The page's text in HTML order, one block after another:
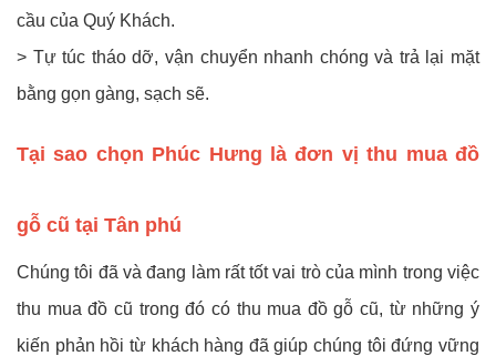
cầu của Quý Khách.
> Tự túc tháo dỡ, vận chuyển nhanh chóng và trả lại mặt
bằng gọn gàng, sạch sẽ.
Tại sao chọn Phúc Hưng là đơn vị thu mua đồ
gỗ cũ tại Tân phú
Chúng tôi đã và đang làm rất tốt vai trò của mình trong việc
thu mua đồ cũ trong đó có thu mua đồ gỗ cũ, từ những ý
kiến phản hồi từ khách hàng đã giúp chúng tôi đứng vững